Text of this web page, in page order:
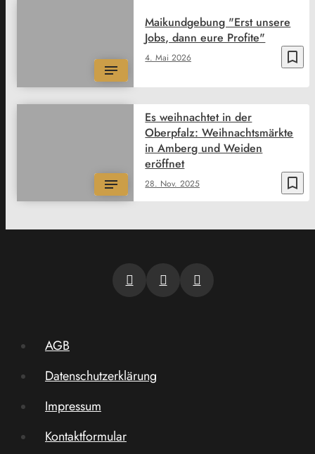
bookmark_border
4. Mai 2026
Maikundgebung "Erst unsere
Jobs, dann eure Profite"
bookmark_border
28. Nov. 2025
Es weihnachtet in der
Oberpfalz: Weihnachtsmärkte
in Amberg und Weiden
eröffnet
AGB
Datenschutzerklärung
Impressum
Kontaktformular